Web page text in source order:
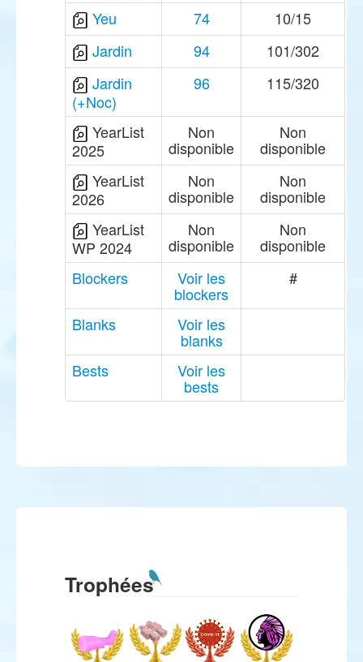
Yeu 74
10/15
Jardin
94
101/302
Jardin
(+Noc)
96 115/320
YearList
2025
Non
disponible
Non
disponible
YearList
2026
Non
disponible
Non
disponible
YearList
WP 2024
Non
disponible
Non
disponible
Blockers
Voir les
blockers
#
Blanks Voir les
blanks
Bests
Voir les
bests
Trophées